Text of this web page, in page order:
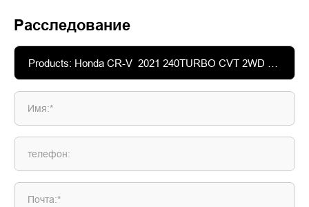
Расследование
Имя:*
телефон:
Почта:*